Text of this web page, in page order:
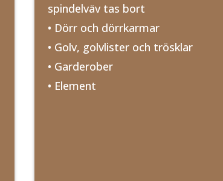
spindelväv tas bort
• Dörr och dörrkarmar
• Golv, golvlister och trösklar
• Garderober
• Element